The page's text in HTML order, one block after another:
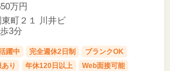
万円
町２１ 川井ビ
3分
躍中 完全週休2日制
ブランクOK
り 年休120日以上
Web面接可能